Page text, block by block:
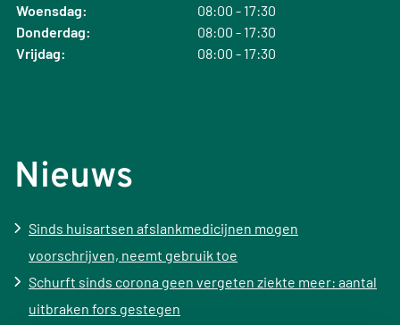
Woensdag:
08:00 - 17:30
Donderdag:
08:00 - 17:30
Vrijdag:
08:00 - 17:30
Nieuws
Sinds huisartsen afslankmedicijnen mogen
voorschrijven, neemt gebruik toe
Schurft sinds corona geen vergeten ziekte meer: aantal
uitbraken fors gestegen